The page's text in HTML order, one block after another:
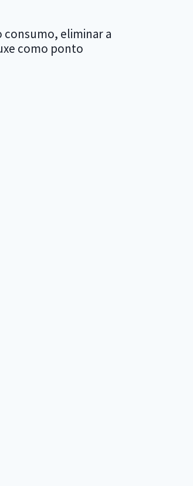
eliminar a
como ponto